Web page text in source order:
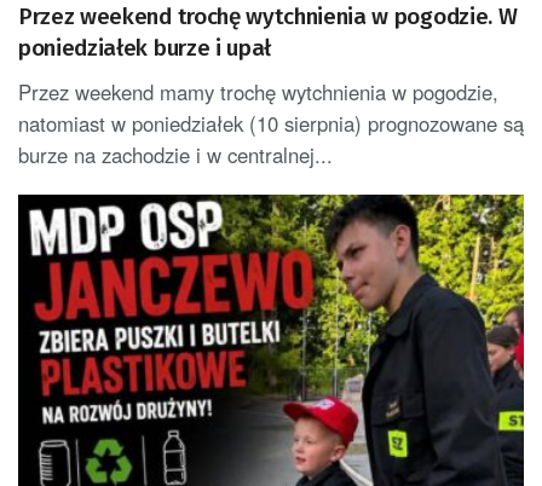
Przez weekend trochę wytchnienia w pogodzie. W
poniedziałek burze i upał
Przez weekend mamy trochę wytchnienia w pogodzie,
natomiast w poniedziałek (10 sierpnia) prognozowane są
burze na zachodzie i w centralnej...